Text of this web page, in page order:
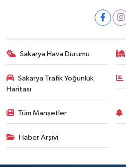
Sakarya Hava Durumu
Sakarya Trafik Yoğunluk
Haritası
Tüm Manşetler
Haber Arşivi